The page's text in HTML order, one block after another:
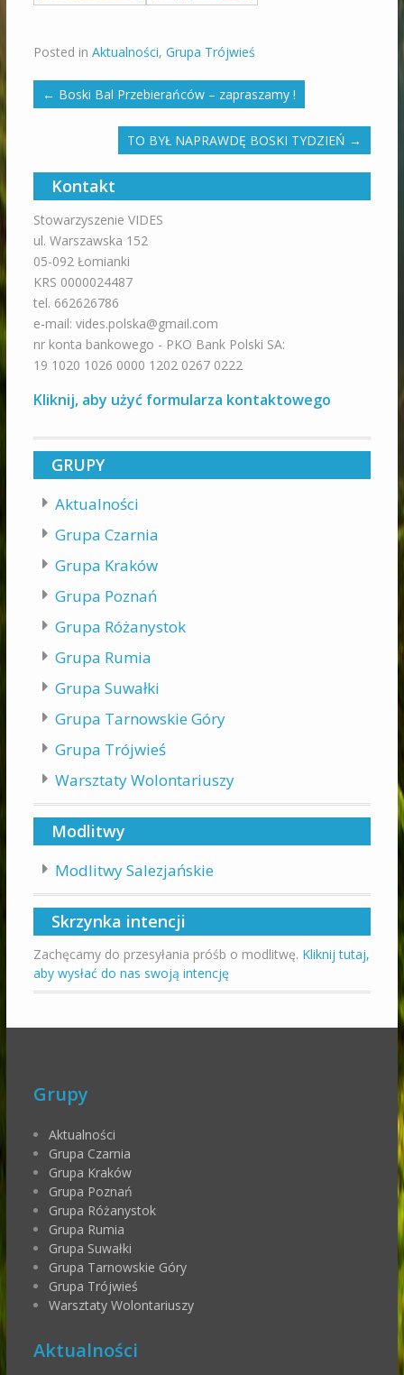
Posted in Aktualności, Grupa Trójwieś
← Boski Bal Przebierańców – zapraszamy !
TO BYŁ NAPRAWDĘ BOSKI TYDZIEŃ →
Kontakt
Stowarzyszenie VIDES
ul. Warszawska 152
05-092 Łomianki
KRS 0000024487
tel. 662626786
e-mail: vides.polska@gmail.com
nr konta bankowego - PKO Bank Polski SA:
19 1020 1026 0000 1202 0267 0222
Kliknij, aby użyć formularza kontaktowego
GRUPY
Aktualności
Grupa Czarnia
Grupa Kraków
Grupa Poznań
Grupa Różanystok
Grupa Rumia
Grupa Suwałki
Grupa Tarnowskie Góry
Grupa Trójwieś
Warsztaty Wolontariuszy
Modlitwy
Modlitwy Salezjańskie
Skrzynka intencji
Zachęcamy do przesyłania próśb o modlitwę. Kliknij tutaj,
aby wysłać do nas swoją intencję
Grupy
Aktualności
Grupa Czarnia
Grupa Kraków
Grupa Poznań
Grupa Różanystok
Grupa Rumia
Grupa Suwałki
Grupa Tarnowskie Góry
Grupa Trójwieś
Warsztaty Wolontariuszy
Aktualności